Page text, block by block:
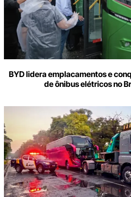
BYD lidera emplacamentos e
de ônibus elétricos no